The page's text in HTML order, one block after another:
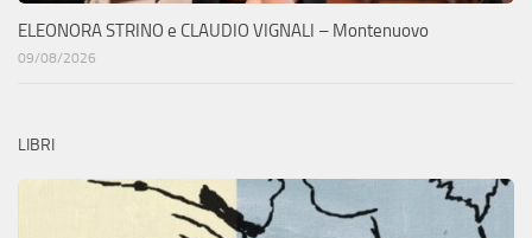
ELEONORA STRINO e CLAUDIO VIGNALI – Montenuovo
09/08/2026
LIBRI